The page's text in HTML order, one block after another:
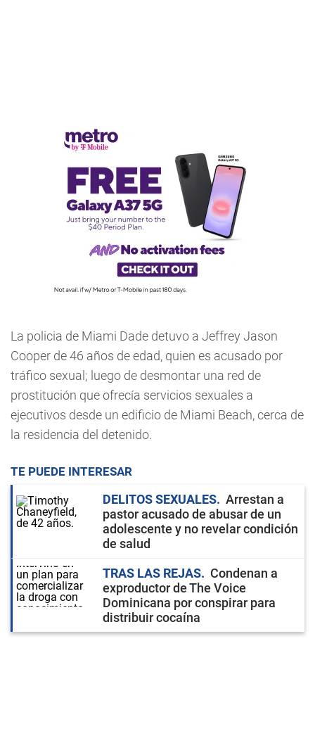
La policia de Miami Dade detuvo a Jeffrey Jason
Cooper de 46 años de edad, quien es acusado por
tráfico sexual; luego de desmontar una red de
prostitución que ofrecía servicios sexuales a
ejecutivos desde un edificio de Miami Beach, cerca de
la residencia del detenido.
TE PUEDE INTERESAR
DELITOS SEXUALES
Arrestan a
pastor acusado de abusar de un
adolescente y no revelar condición
de salud
TRAS LAS REJAS
Condenan a
exproductor de The Voice
Dominicana por conspirar para
distribuir cocaína